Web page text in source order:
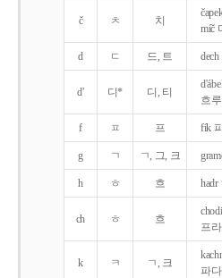
č ㅊ 치
míč
d ㄷ 드, 트
d' 디* 디, 티
흐루
f ㅍ 프 fík
g ㄱ ㄱ, 그, 크
h ㅎ 흐 hadr
ch ㅎ 흐
프
k ㅋ ㄱ, 크
파